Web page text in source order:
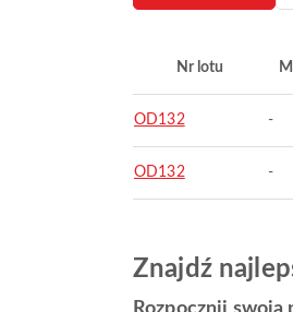
Nr lotu
OD132 -
OD132 -
Znajdź